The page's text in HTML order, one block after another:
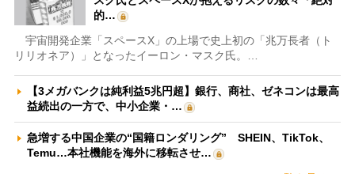
的…
宇宙開発企業「スペースX」の上場で史上初の「兆万長者（ト
リリオネア）」となったイーロン・マスク氏。…
【3メガバンクは純利益5兆円超】銀行、商社、ゼネコンは最高
益続出の一方で、中小企業・…
急増する中国企業の“国籍ロンダリング” SHEIN、TikTok、
Temu…本社機能を海外に移転させ…